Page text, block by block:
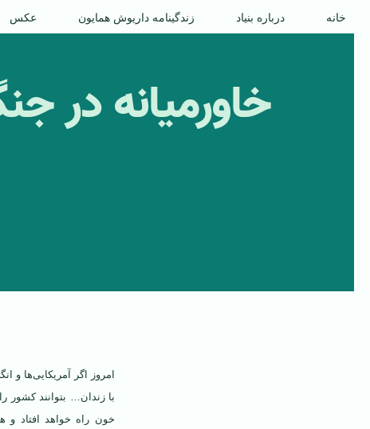
خانه درباره بنیاد زندگینامه داریوش همایون عکس
خاورمیانه
امروز اگر آمریکایی‌ها
با زندان… بتوانند کشور
خون راه خواهد افتاد و